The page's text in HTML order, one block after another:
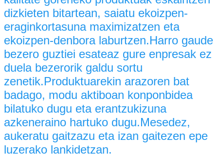
dizkieten bitartean, saiatu ekoizpen-
eraginkortasuna maximizatzen eta
ekoizpen-denbora laburtzen.Harro gaude
bezero guztiei esateaz gure enpresak ez
duela bezerorik galdu sortu
zenetik.Produktuarekin arazoren bat
badago, modu aktiboan konponbidea
bilatuko dugu eta erantzukizuna
azkeneraino hartuko dugu.Mesedez,
aukeratu gaitzazu eta izan gaitezen epe
luzerako lankidetzan.